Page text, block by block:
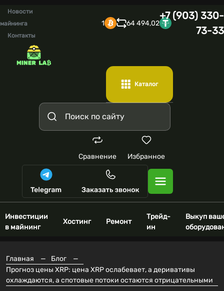
Новости
майнинга
Контакты
1 64 494,02
+7 (903) 330-
73-33
Каталог
Сравнение Избранное
Инвестиции
в майнинг
Хостинг Ремонт
Трейд-
ин
Выкуп
Главная — Блог
—
Прогноз цены XRP: цена XRP ослабевает, а деривативы
охлаждаются, а спотовые потоки остаются отрицательными